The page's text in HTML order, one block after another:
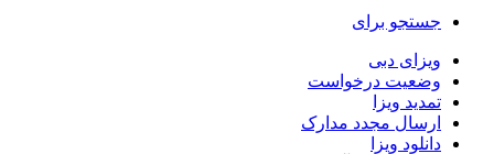
جستجو برای
ویزای دبی
وضعیت درخواست
تمدید ویزا
ارسال مجدد مدارک
دانلود ویزا